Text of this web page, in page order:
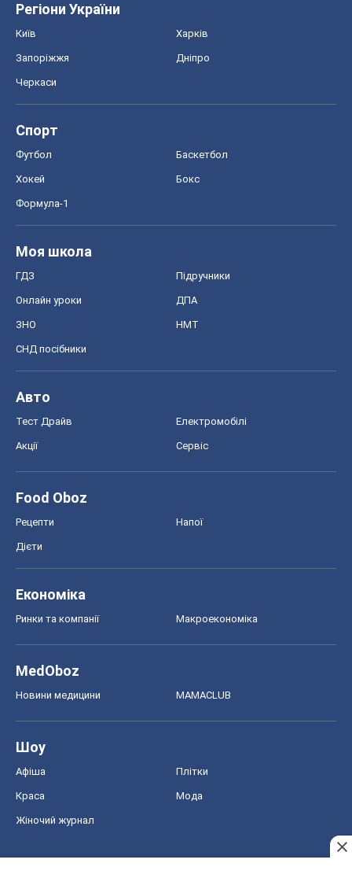
Регіони України
Київ Харків
Запоріжжя Дніпро
Черкаси
Спорт
Футбол Баскетбол
Хокей Бокс
Формула-1
Моя школа
ГДЗ Підручники
Онлайн уроки ДПА
ЗНО НМТ
СНД посібники
Авто
Тест Драйв Електромобілі
Акції Сервіс
Food Oboz
Рецепти Напої
Дієти
Економіка
Ринки та компанії Макроекономіка
MedOboz
Новини медицини MAMACLUB
Шоу
Афіша Плітки
Краса Мода
Жіночий журнал